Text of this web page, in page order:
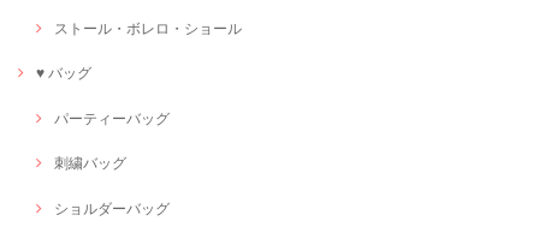
ストール・ボレロ・ショール
♥ バッグ
パーティーバッグ
刺繍バッグ
ショルダーバッグ